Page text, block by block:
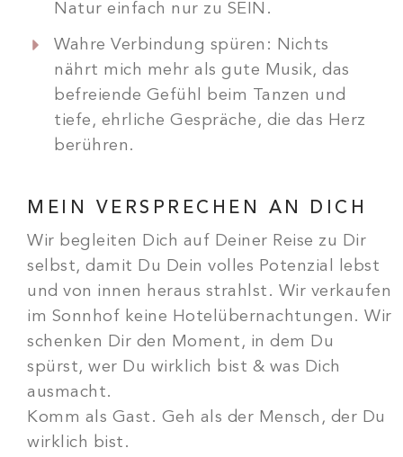
Natur einfach nur zu SEIN.
Wahre Verbindung spüren: Nichts
nährt mich mehr als gute Musik, das
befreiende Gefühl beim Tanzen und
tiefe, ehrliche Gespräche, die das Herz
berühren.
MEIN VERSPRECHEN AN DICH
Wir begleiten Dich auf Deiner Reise zu Dir
selbst, damit Du Dein volles Potenzial lebst
und von innen heraus strahlst. Wir verkaufen
im Sonnhof keine Hotelübernachtungen. Wir
schenken Dir den Moment, in dem Du
spürst, wer Du wirklich bist & was Dich
ausmacht.
Komm als Gast. Geh als der Mensch, der Du
wirklich bist.